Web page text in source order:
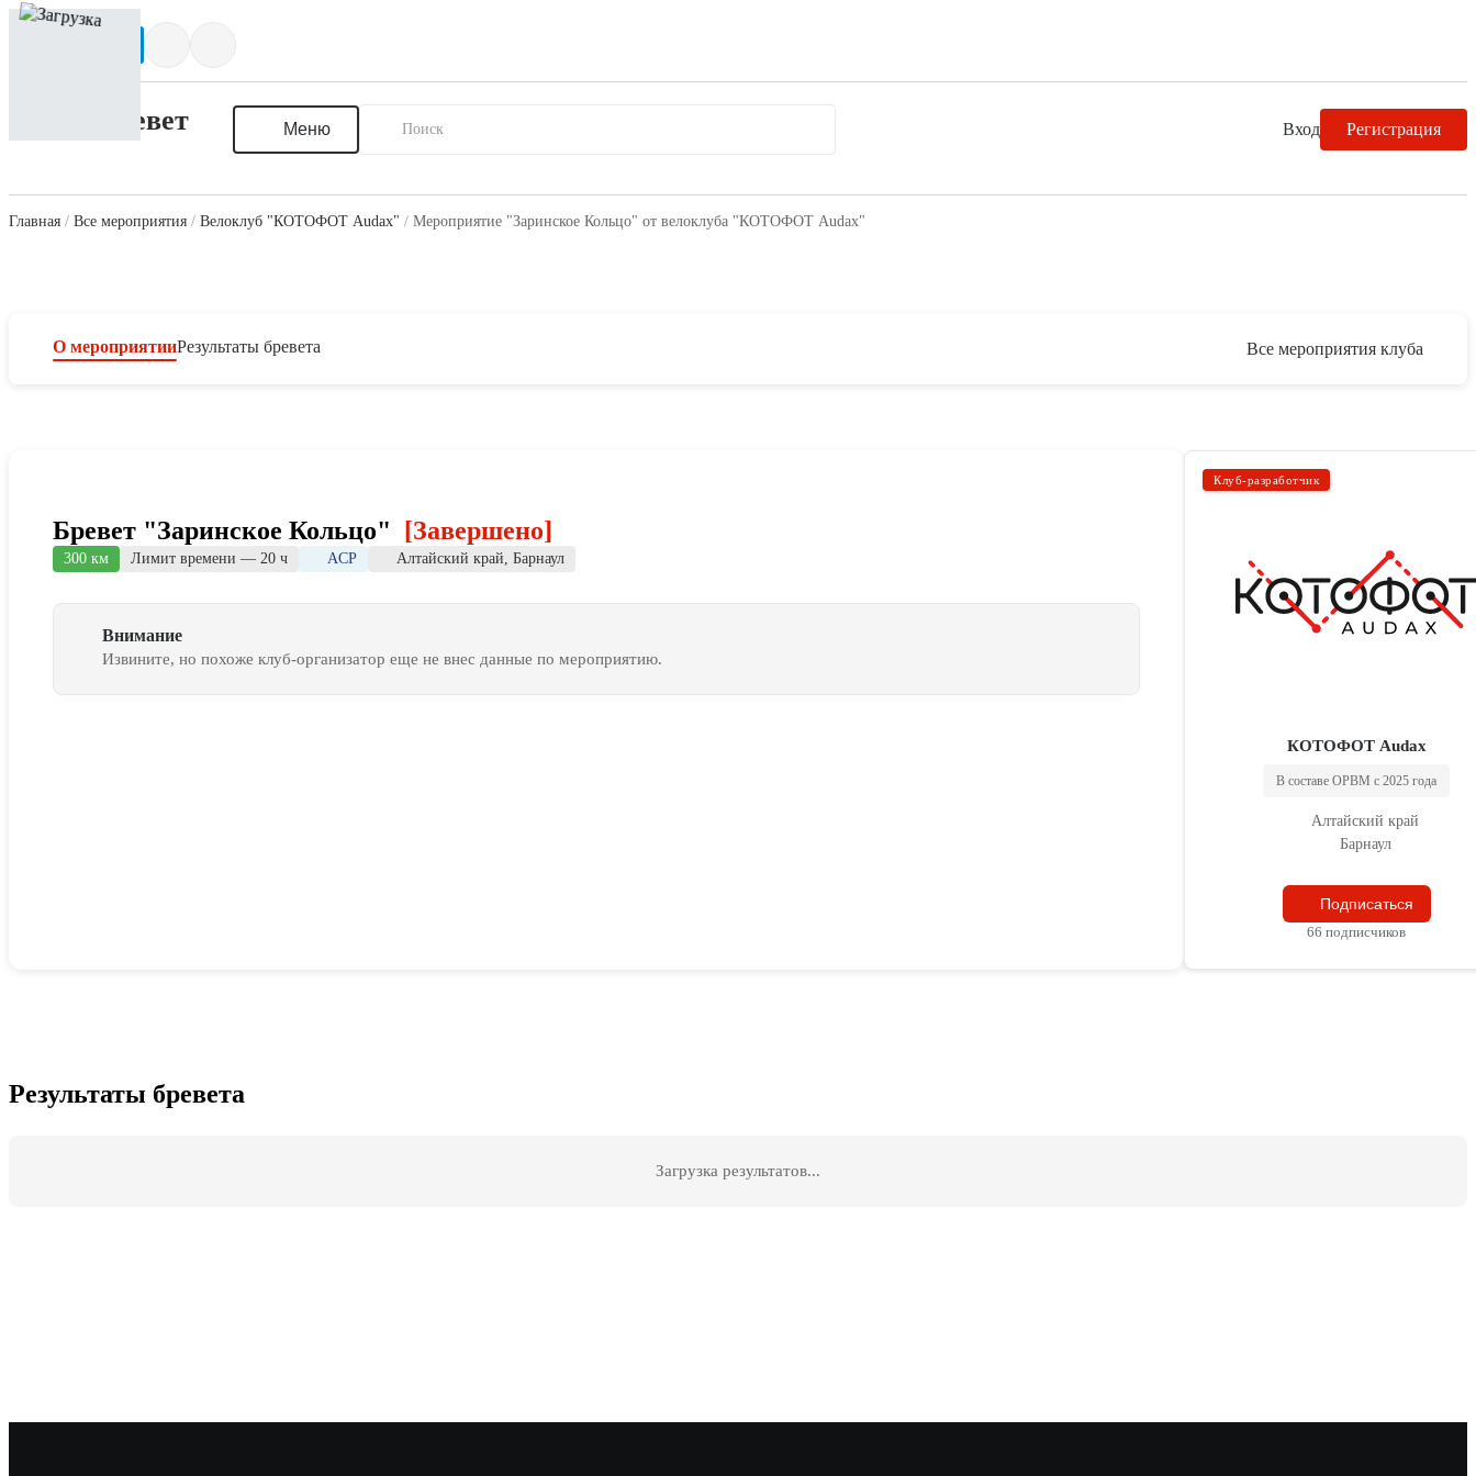
Меню Вход Регистрация
Главная Все мероприятия Велоклуб "КОТОФОТ Audax" Мероприятие "Заринское Кольцо" от велоклуба "КОТОФОТ Audax"
О мероприятииРезультаты бревета Все мероприятия клуба
Бревет "Заринское Кольцо" [Завершено]
300 км Лимит времени — 20 ч ACP Алтайский край Барнаул
Внимание
Извините, но похоже клуб-организатор еще не внес данные по мероприятию.
Клуб-разработчик
КОТОФОТ Audax
В составе ОРВМ с 2025 года
Алтайский край
Барнаул
Подписаться
66 подписчиков
Результаты бревета
Загрузка результатов...